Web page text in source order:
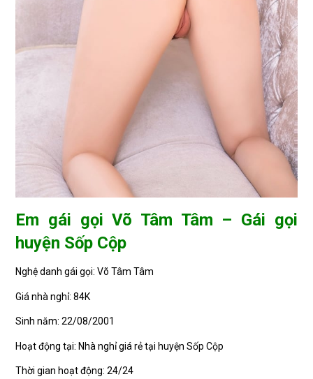
Em gái gọi Võ Tâm Tâm – Gái gọi
huyện Sốp Cộp
Nghệ danh gái gọi: Võ Tâm Tâm
Giá nhà nghỉ: 84K
Sinh năm: 22/08/2001
Hoạt động tại: Nhà nghỉ giá rẻ tại huyện Sốp Cộp
Thời gian hoạt động: 24/24